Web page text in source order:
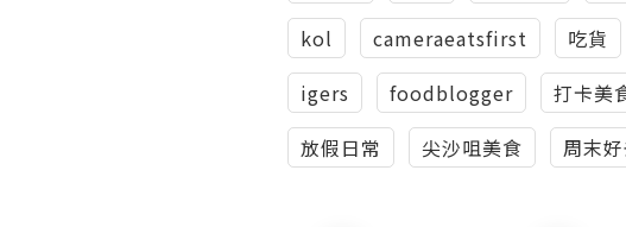
kol
cameraeatsfirst 吃貨
igers
foodblogger 打卡美
放假日常
尖沙咀美食 周末